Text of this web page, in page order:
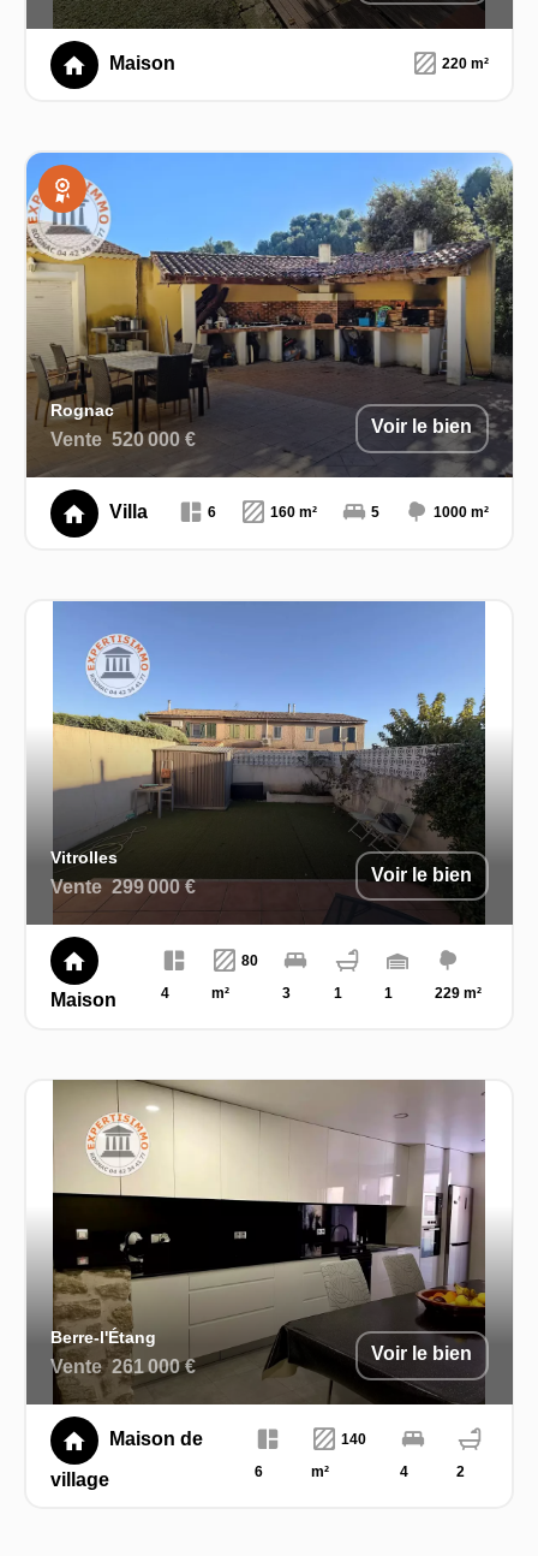
Maison 220 m²
Exclusivité
Rognac
Vente 520 000 €
Voir le bien
Villa 6 160 m² 5 1000 m²
Vitrolles
Vente 299 000 €
Voir le bien
Maison 4
80
m²
3 1 1 229 m²
Berre-l'Étang
Vente 261 000 €
Voir le bien
Maison de
village
6
140
m²
4 2